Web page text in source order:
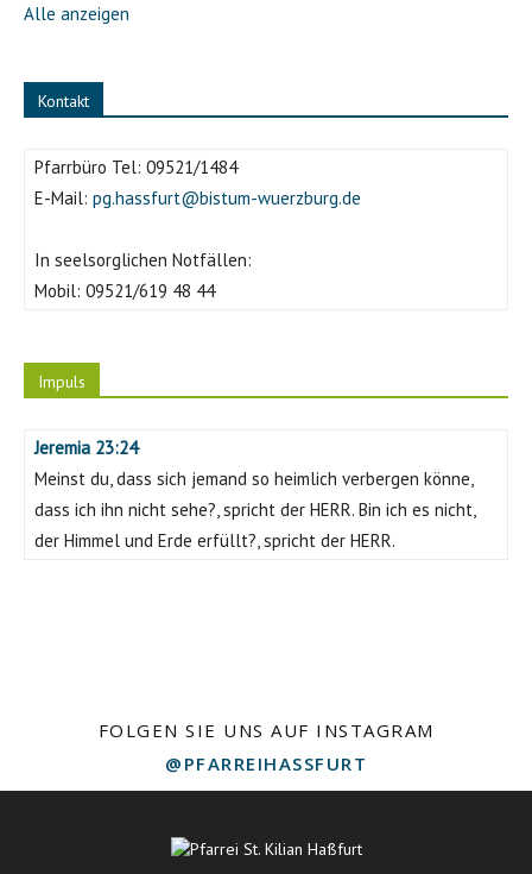
Alle anzeigen
Kontakt
Pfarrbüro Tel: 09521/1484
E-Mail: pg.hassfurt@bistum-wuerzburg.de
In seelsorglichen Notfällen:
Mobil: 09521/619 48 44
Impuls
Jeremia 23:24
Meinst du, dass sich jemand so heimlich verbergen könne,
dass ich ihn nicht sehe?, spricht der HERR. Bin ich es nicht,
der Himmel und Erde erfüllt?, spricht der HERR.
FOLGEN SIE UNS AUF INSTAGRAM
@PFARREIHASSFURT